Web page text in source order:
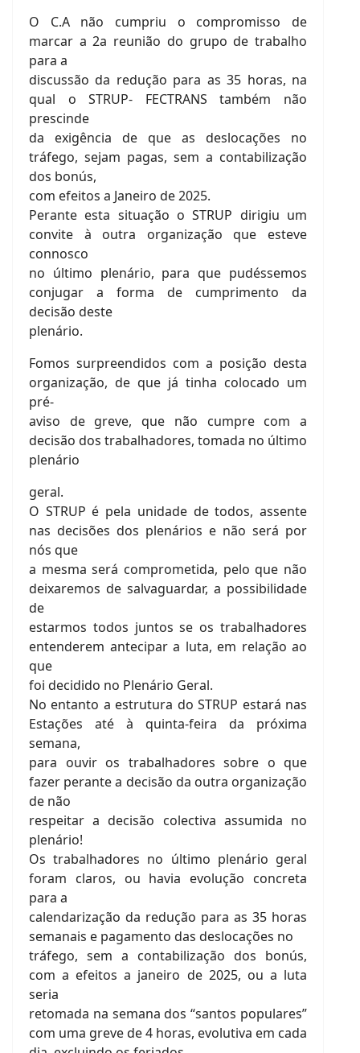
O C.A não cumpriu o compromisso de
marcar a 2a reunião do grupo de trabalho
para a
discussão da redução para as 35 horas, na
qual o STRUP- FECTRANS também não
prescinde
da exigência de que as deslocações no
tráfego, sejam pagas, sem a contabilização
dos bonús,
com efeitos a Janeiro de 2025.
Perante esta situação o STRUP dirigiu um
convite à outra organização que esteve
connosco
no último plenário, para que pudéssemos
conjugar a forma de cumprimento da
decisão deste
plenário.
Fomos surpreendidos com a posição desta
organização, de que já tinha colocado um
pré-
aviso de greve, que não cumpre com a
decisão dos trabalhadores, tomada no último
plenário
geral.
O STRUP é pela unidade de todos, assente
nas decisões dos plenários e não será por
nós que
a mesma será comprometida, pelo que não
deixaremos de salvaguardar, a possibilidade
de
estarmos todos juntos se os trabalhadores
entenderem antecipar a luta, em relação ao
que
foi decidido no Plenário Geral.
No entanto a estrutura do STRUP estará nas
Estações até à quinta-feira da próxima
semana,
para ouvir os trabalhadores sobre o que
fazer perante a decisão da outra organização
de não
respeitar a decisão colectiva assumida no
plenário!
Os trabalhadores no último plenário geral
foram claros, ou havia evolução concreta
para a
calendarização da redução para as 35 horas
semanais e pagamento das deslocações no
tráfego, sem a contabilização dos bonús,
com a efeitos a janeiro de 2025, ou a luta
seria
retomada na semana dos “santos populares”
com uma greve de 4 horas, evolutiva em cada